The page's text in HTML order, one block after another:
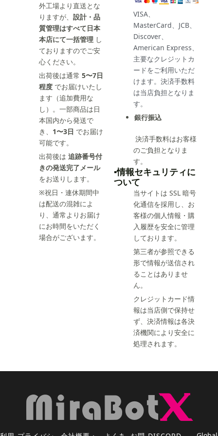
外工場より直送とな
りますが、 設計・品
質管理はすべて日本
本店にて一括管理 し
ておりますのでご安
心ください。
出荷後は通常 5〜7日
程度 でお届けいたし
ます（追加費用な
し）。一部商品は日
本国内から発送で
き、 1〜3日 でお届け
可能です。
出荷後は 追跡番号付
きの発送完了メール
をお送りします。
※祝日・連休期間中
は配送の混雑によ
り、通常よりお届け
にお時間をいただく
場合がございます。
VISA、
MasterCard、JCB、
Discover、
American Express、
主要なクレジットカ
ードをご利用いただ
けます。決済手数料
は当店負担となりま
す。
銀行振込
決済手数料はお客様
のご負担となりま
す。
▪️情報セキュリティに
ついて
当サイトは SSL 暗号
化通信を採用し、お
客様の個人情報・購
入履歴を安全に管理
しております。
第三者が参照できる
形で情報が送信され
ることはありませ
ん。
クレジットカード情
報は当店側で保持せ
ず、決済情報は各決
済機関により安全に
処理されます。